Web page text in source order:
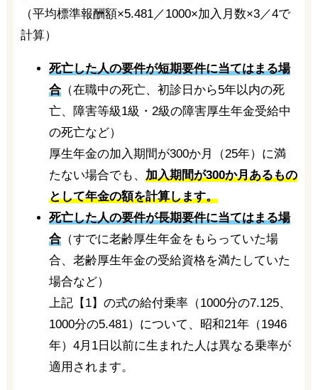
（平均標準報酬額×5.481／1000×加入月数×3／4で
計算）
死亡した人の要件が短期要件に当てはまる場
合（在職中の死亡、初診日から5年以内の死
亡、障害等級1級・2級の障害厚生年金受給中
の死亡など）
厚生年金の加入期間が300か月（25年）に満
たない場合でも、 加入期間が300か月あるもの
として年金の額を計算します。
死亡した人の要件が長期要件に当てはまる場
合（すでに老齢厚生年金をもらっていた場
合、老齢厚生年金の受給資格を満たしていた
場合など）
上記【1】の式の給付乗率（1000分の7.125、
1000分の5.481）について、昭和21年（1946
年）4月1日以前に生まれた人は異なる乗率が
適用されます。